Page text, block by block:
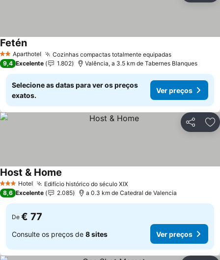
2 EstrelasAparthotel Cozinhas compactas totalmente equipadasVer preços
FeténVer preços
9,4 Excelente 1.802 Valência, a 3.5 km de Tabernes Blanques
Selecione as datas para ver os preços
exatos.
Ver preços
Partilhar
3 EstrelasHotel Edifício histórico do século XIXVer preços
Host & Home
8,6 Excelente 2.085 a 0.3 km de Catedral de Valencia
De € 77
Consulte os preços de 8 sites Ver preços